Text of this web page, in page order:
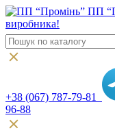
ПП
виробника!
+38 (067) 787-79-81
96-88